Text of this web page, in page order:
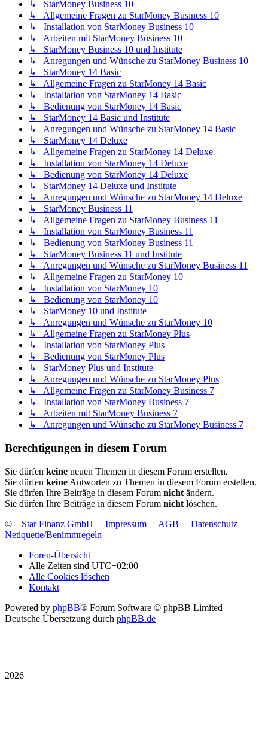
↳ StarMoney Business 10
↳ Allgemeine Fragen zu StarMoney Business 10
↳ Installation von StarMoney Business 10
↳ Arbeiten mit StarMoney Business 10
↳ StarMoney Business 10 und Institute
↳ Anregungen und Wünsche zu StarMoney Business 10
↳ StarMoney 14 Basic
↳ Allgemeine Fragen zu StarMoney 14 Basic
↳ Installation von StarMoney 14 Basic
↳ Bedienung von StarMoney 14 Basic
↳ StarMoney 14 Basic und Institute
↳ Anregungen und Wünsche zu StarMoney 14 Basic
↳ StarMoney 14 Deluxe
↳ Allgemeine Fragen zu StarMoney 14 Deluxe
↳ Installation von StarMoney 14 Deluxe
↳ Bedienung von StarMoney 14 Deluxe
↳ StarMoney 14 Deluxe und Institute
↳ Anregungen und Wünsche zu StarMoney 14 Deluxe
↳ StarMoney Business 11
↳ Allgemeine Fragen zu StarMoney Business 11
↳ Installation von StarMoney Business 11
↳ Bedienung von StarMoney Business 11
↳ StarMoney Business 11 und Institute
↳ Anregungen und Wünsche zu StarMoney Business 11
↳ Allgemeine Fragen zu StarMoney 10
↳ Installation von StarMoney 10
↳ Bedienung von StarMoney 10
↳ StarMoney 10 und Institute
↳ Anregungen und Wünsche zu StarMoney 10
↳ Allgemeine Fragen zu StarMoney Plus
↳ Installation von StarMoney Plus
↳ Bedienung von StarMoney Plus
↳ StarMoney Plus und Institute
↳ Anregungen und Wünsche zu StarMoney Plus
↳ Allgemeine Fragen zu StarMoney Business 7
↳ Installation von StarMoney Business 7
↳ Arbeiten mit StarMoney Business 7
↳ Anregungen und Wünsche zu StarMoney Business 7
Berechtigungen in diesem Forum
Sie dürfen keine neuen Themen in diesem Forum erstellen.
Sie dürfen keine Antworten zu Themen in diesem Forum erstellen.
Sie dürfen Ihre Beiträge in diesem Forum nicht ändern.
Sie dürfen Ihre Beiträge in diesem Forum nicht löschen.
©
Star Finanz GmbH Impressum AGB
Datenschutz
Netiquette/Benimmregeln
Foren-Übersicht
Alle Zeiten sind UTC+02:00
Alle Cookies löschen
Kontakt
Powered by phpBB® Forum Software © phpBB Limited
Deutsche Übersetzung durch phpBB.de
2026